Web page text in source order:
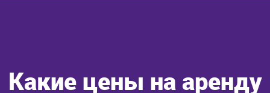
Какие цены на аренду